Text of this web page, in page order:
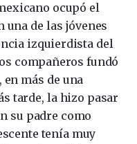
ocupó el
de las jóvenes
izquierdista del
compañeros fundó
más de una
tarde, la hizo pasar
su padre como
tenía muy